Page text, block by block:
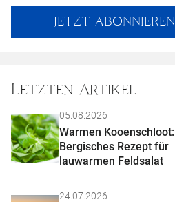
Mailadresse:JETZT ABONNIEREN
Letzten Artikel
05.08.2026
Warmen Kooenschloot:
Bergisches Rezept für
lauwarmen Feldsalat
24.07.2026